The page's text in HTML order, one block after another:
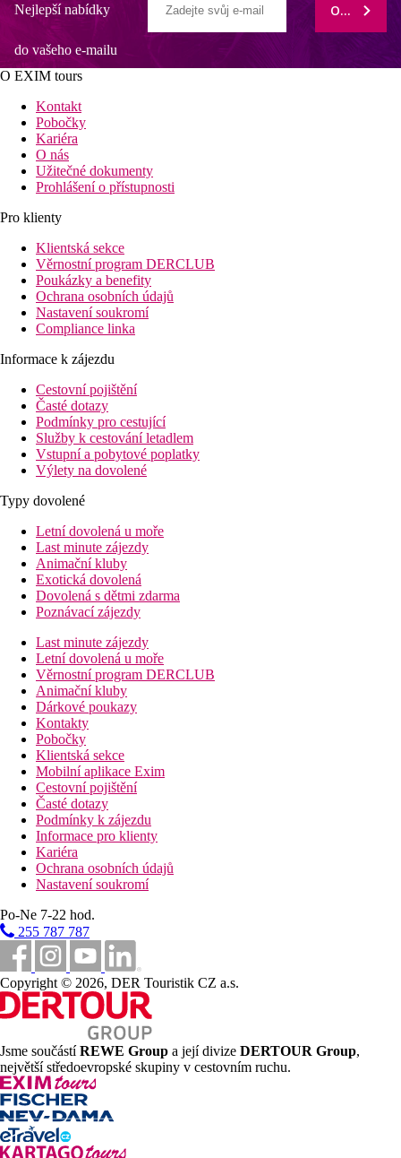
Nejlepší nabídky
do vašeho e-mailu
ODEBÍRAT
O EXIM tours
Kontakt
Pobočky
Kariéra
O nás
Užitečné dokumenty
Prohlášení o přístupnosti
Pro klienty
Klientská sekce
Věrnostní program DERCLUB
Poukázky a benefity
Ochrana osobních údajů
Nastavení soukromí
Compliance linka
Informace k zájezdu
Cestovní pojištění
Časté dotazy
Podmínky pro cestující
Služby k cestování letadlem
Vstupní a pobytové poplatky
Výlety na dovolené
Typy dovolené
Letní dovolená u moře
Last minute zájezdy
Animační kluby
Exotická dovolená
Dovolená s dětmi zdarma
Poznávací zájezdy
Last minute zájezdy
Letní dovolená u moře
Věrnostní program DERCLUB
Animační kluby
Dárkové poukazy
Kontakty
Pobočky
Klientská sekce
Mobilní aplikace Exim
Cestovní pojištění
Časté dotazy
Podmínky k zájezdu
Informace pro klienty
Kariéra
Ochrana osobních údajů
Nastavení soukromí
Po-Ne 7-22 hod.
255 787 787
Copyright © 2026, DER Touristik CZ a.s.
Jsme součástíREWE Group a její divize DERTOUR Group,
největší středoevropské skupiny v cestovním ruchu.